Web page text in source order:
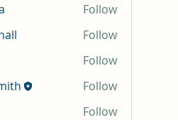
Follow
Follow
Follow
Follow
Follow